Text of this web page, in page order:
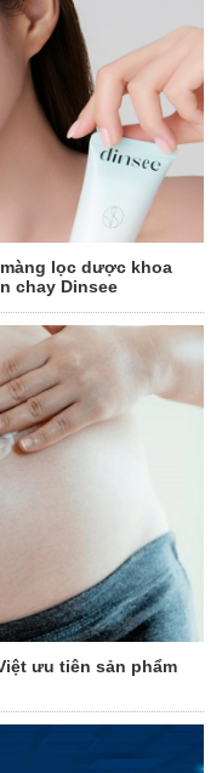
lọc dược khoa
chay Dinsee
ưu tiên sản phẩm